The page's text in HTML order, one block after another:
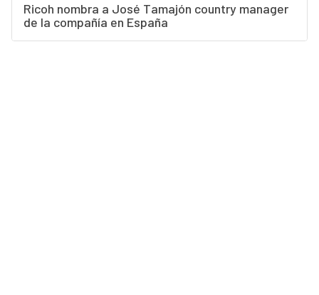
Ricoh nombra a José Tamajón country manager
de la compañía en España